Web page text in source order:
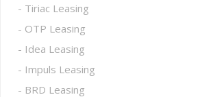
- Tiriac Leasing
- OTP Leasing
- Idea Leasing
- Impuls Leasing
- BRD Leasing